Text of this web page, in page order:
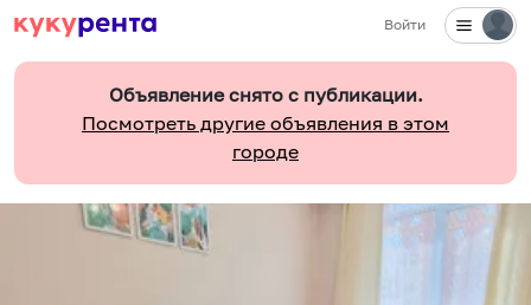
Войти
Объявление снято с публикации.
Посмотреть другие объявления в этом
городе